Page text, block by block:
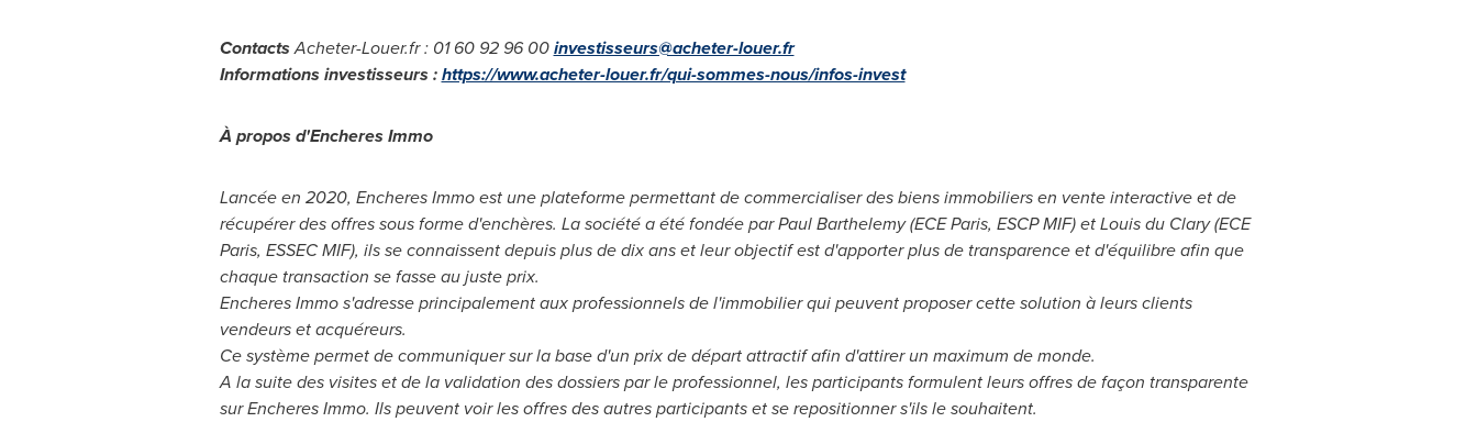
ContactsAcheter-Louer.fr : 01 60 92 96 00investisseurs@acheter-louer.fr
Informations investisseurs :https://www.acheter-louer.fr/qui-sommes-nous/infos-invest
À propos d'Encheres Immo
Lancée en 2020, Encheres Immo est une plateforme permettant de commercialiser des biens immobiliers en vente interactive et de
récupérer des offres sous forme d'enchères. La société a été fondée parPaul Barthelemy(ECE Paris, ESCP MIF) et Louis du Clary (ECE
Paris, ESSEC MIF), ils se connaissent depuis plus de dix ans et leur objectif est d'apporter plus de transparence et d'équilibre afin que
chaque transaction se fasse au juste prix.
Encheres Immo s'adresse principalement aux professionnels de l'immobilier qui peuvent proposer cette solution à leurs clients
vendeurs et acquéreurs.
Ce système permet de communiquer sur la base d'un prix de départ attractif afin d'attirer un maximum de monde.
A la suite des visites et de la validation des dossiers par le professionnel, les participants formulent leurs offres de façon transparente
sur Encheres Immo. Ils peuvent voir les offres des autres participants et se repositionner s'ils le souhaitent.